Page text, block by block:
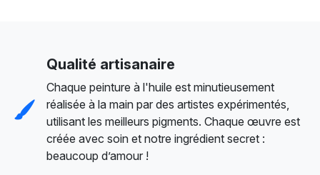
Qualité artisanaire
Chaque peinture à l'huile est minutieusement
réalisée à la main par des artistes expérimentés,
utilisant les meilleurs pigments. Chaque œuvre est
créée avec soin et notre ingrédient secret :
beaucoup d’amour !